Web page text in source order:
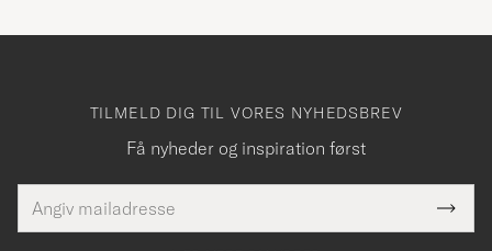
TILMELD DIG TIL VORES NYHEDSBREV
Få nyheder og inspiration først
mailadresse
skal
Tack
för